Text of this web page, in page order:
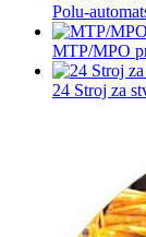
Polu-
MTP/MPO
24 Stroj za